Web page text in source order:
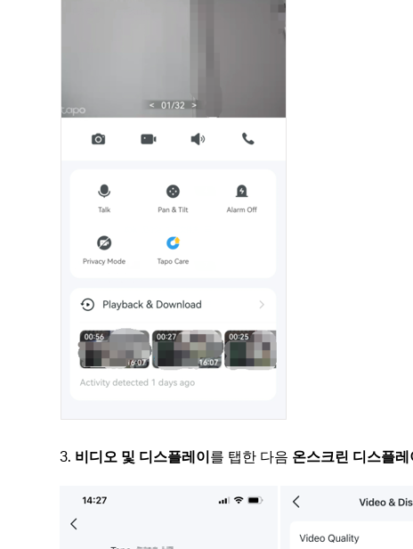
3. 비디오 및 디스플레이를 탭한 다음 온스크린 디스플레